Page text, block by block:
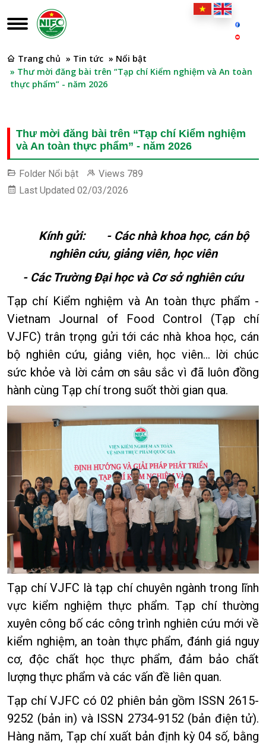
Trang chủ » Tin tức » Nổi bật
» Thư mời đăng bài trên “Tạp chí Kiểm nghiệm và An toàn
thực phẩm” - năm 2026
Thư mời đăng bài trên “Tạp chí Kiểm nghiệm
và An toàn thực phẩm” - năm 2026
Folder Nổi bật Views 789
Last Updated 02/03/2026
Kính gửi: - Các nhà khoa học, cán bộ
nghiên cứu, giảng viên, học viên
- Các Trường Đại học và Cơ sở nghiên cứu
Tạp chí Kiểm nghiệm và An toàn thực phẩm -
Vietnam Journal of Food Control (Tạp chí
VJFC) trân trọng gửi tới các nhà khoa học, cán
bộ nghiên cứu, giảng viên, học viên… lời chúc
sức khỏe và lời cảm ơn sâu sắc vì đã luôn đồng
hành cùng Tạp chí trong suốt thời gian qua.
Tạp chí VJFC là tạp chí chuyên ngành trong lĩnh
vực kiểm nghiệm thực phẩm. Tạp chí thường
xuyên công bố các công trình nghiên cứu mới về
kiểm nghiệm, an toàn thực phẩm, đánh giá nguy
cơ, độc chất học thực phẩm, đảm bảo chất
lượng thực phẩm và các vấn đề liên quan.
Tạp chí VJFC có 02 phiên bản gồm ISSN 2615-
9252 (bản in) và ISSN 2734-9152 (bản điện tử).
Hàng năm, Tạp chí xuất bản định kỳ 04 số, bằng